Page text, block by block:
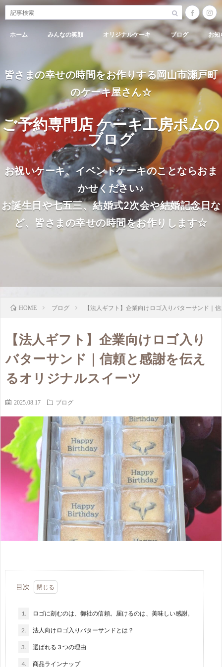
ホーム みんなの笑顔 オリジナルケーキ ブログ お知
皆さまの幸せの時間をお作りする岡山市瀬戸町
のケーキ屋さん☆
ご予約専門店 ケーキ工房ポムの
ブログ
お祝いケーキ、イベントケーキのことならおま
かせください♪
お誕生日や七五三、結婚式2次会や結婚記念日な
ど、皆さまの幸せの時間をお作りします☆
HOME ブログ 【法人ギフト】企業向けロゴ入りバターサンド｜
【法人ギフト】企業向けロゴ入り
バターサンド｜信頼と感謝を伝え
るオリジナルスイーツ
2025.08.17 ブログ
目次
1. ロゴに刻むのは、御社の信頼。届けるのは、美味しい感謝。
2. 法人向けロゴ入りバターサンドとは？
3. 選ばれる３つの理由
4. 商品ラインナップ